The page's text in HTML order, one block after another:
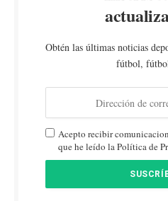
Obtén las últimas noticias
fútbol,
Acepto recibir
que he leído la Política de